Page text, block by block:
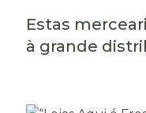
Estas
à grande